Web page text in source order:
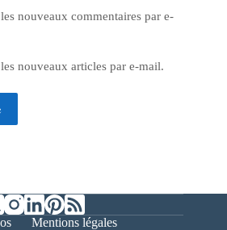
nouveaux commentaires par e-
nouveaux articles par e-mail.
Mentions légales